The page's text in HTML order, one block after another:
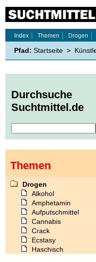
Index
Themen Drogen
Pfad: Startseite >
Durchsuche
Suchtmittel.de
Themen
Drogen
Alkohol
Amphetamin
Aufputschmittel
Cannabis
Crack
Ecstasy
Haschisch